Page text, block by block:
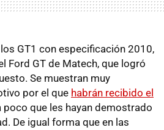
GT1 con especificación 2010,
Ford GT de Matech, que logró
Se muestran muy
por el que habrán recibido el
poco que les hayan demostrado
De igual forma que en las